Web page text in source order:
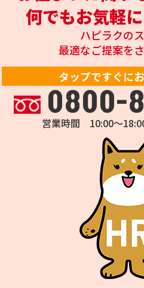
何でもお気軽
ハピラクの
最適なご提案を
タップですぐに
0800-
営業時間 10:00～